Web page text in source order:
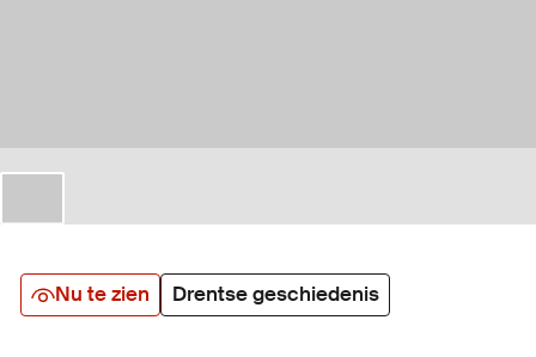
Nu te zien Drentse geschiedenis